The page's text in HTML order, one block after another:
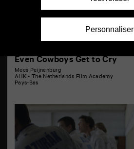
Even Cowboys Get to Cry
Mees Peijnenburg
AHK - The Netherlands Film Academy
Pays-Bas
Personnaliser